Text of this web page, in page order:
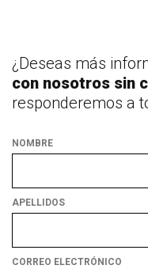
¿Deseas más
con nosotros sin
responderemos a
NOMBRE
APELLIDOS
CORREO ELECTRÓNICO